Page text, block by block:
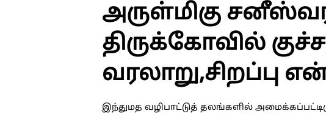
அருள்மிகு
திருக்கோவில்
வரலாறு,சிறப்பு
இந்துமத வழிபாட்டுத் தலங்களில்